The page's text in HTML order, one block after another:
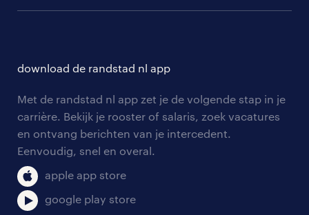
branches
tarieven
personeel gezocht
aanmelden nieuwsbrief
solliciteren
blogs en artikelen
salarischecker
bruto-netto calculator
onze vestigingen
pers
klachten en misstanden
download de randstad nl app
Met de randstad nl app zet je de volgende stap in je
carrière. Bekijk je rooster of salaris, zoek vacatures
en ontvang berichten van je intercedent.
Eenvoudig, snel en overal.
apple app store
google play store